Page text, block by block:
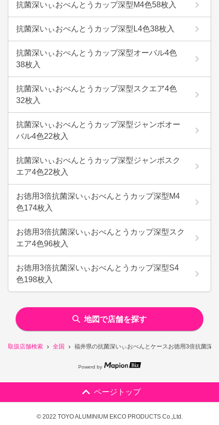
取扱店舗検索 全国 福井県の抗菌深いぃおべんとケースお徳用3倍抗菌深
抗菌深いぃおべんとうカップ深型M4色58枚入
抗菌深いぃおべんとうカップ深型L4色38枚入
抗菌深いぃおべんとうカップ深型オーバル4色
38枚入
抗菌深いぃおべんとうカップ深型スクエア4色
32枚入
抗菌深いぃおべんとうカップ深型ジャンボオー
バル4色22枚入
抗菌深いぃおべんとうカップ深型ジャンボスク
エア4色22枚入
お徳用3倍抗菌深いぃおべんとうカップ深型M4
色174枚入
お徳用3倍抗菌深いぃおべんとうカップ深型スク
エア4色96枚入
お徳用3倍抗菌深いぃおべんとうカップ深型S4
色198枚入
地図で店舗を探す
Powerd by
ページトップ
© 2022 TOYO ALUMINIUM EKCO PRODUCTS Co.,Ltd.